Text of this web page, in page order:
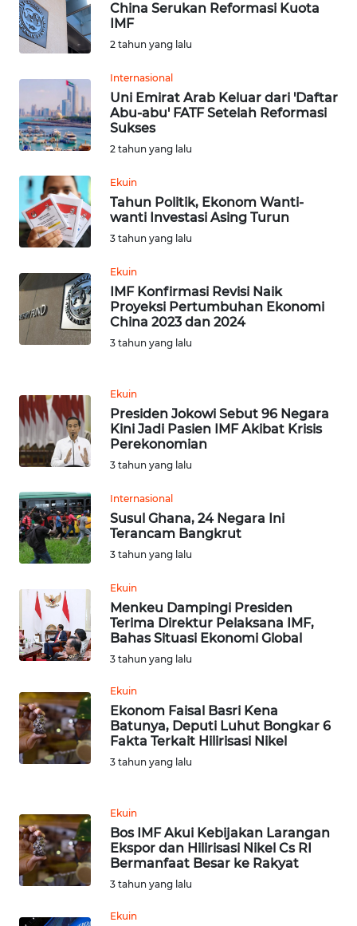
China Serukan Reformasi Kuota
IMF
2 tahun yang lalu
Internasional
Uni Emirat Arab Keluar dari 'Daftar
Abu-abu' FATF Setelah Reformasi
Sukses
2 tahun yang lalu
Ekuin
Tahun Politik, Ekonom Wanti-
wanti Investasi Asing Turun
3 tahun yang lalu
Ekuin
IMF Konfirmasi Revisi Naik
Proyeksi Pertumbuhan Ekonomi
China 2023 dan 2024
3 tahun yang lalu
Ekuin
Presiden Jokowi Sebut 96 Negara
Kini Jadi Pasien IMF Akibat Krisis
Perekonomian
3 tahun yang lalu
Internasional
Susul Ghana, 24 Negara Ini
Terancam Bangkrut
3 tahun yang lalu
Ekuin
Menkeu Dampingi Presiden
Terima Direktur Pelaksana IMF,
Bahas Situasi Ekonomi Global
3 tahun yang lalu
Ekuin
Ekonom Faisal Basri Kena
Batunya, Deputi Luhut Bongkar 6
Fakta Terkait Hilirisasi Nikel
3 tahun yang lalu
Ekuin
Bos IMF Akui Kebijakan Larangan
Ekspor dan Hilirisasi Nikel Cs RI
Bermanfaat Besar ke Rakyat
3 tahun yang lalu
Ekuin
WN
SULTRA
WN
NTB
WN
WN
SULBAR
BABEL
WN
SUMBAR
SUMSEL
WN
BENGKULU
WN
LAMPUNG
WN
WN
NUSANTARA
JOGJA
WN
JATIM
BALI
WN
KALBAR
WN